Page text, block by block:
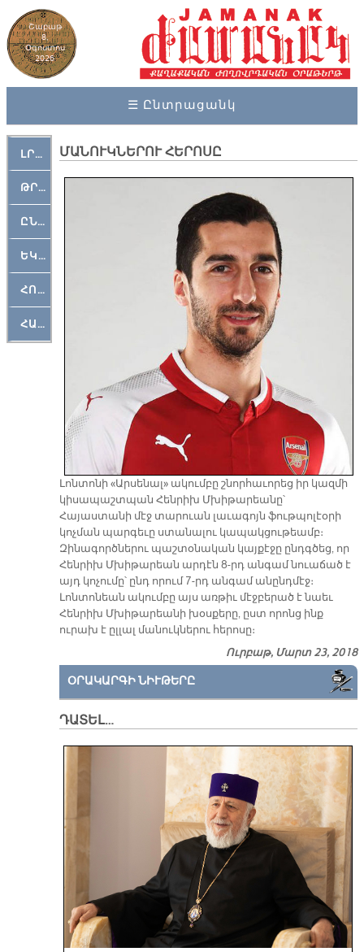
Շաբաթ
8,
Օգոստոս
2026
☰ Ընտրացանկ
ԼՐԱՀՈՍ
ԹՐՔԱՀԱՅ ԿԵԱՆՔ
ԸՆԿԵՐԱՄՇԱԿՈՒԹԱՅԻՆ
ԵԿԵՂԵՑԱԿԱՆ
ՀՈԳԵՄՏԱՒՈՐ
ՀԱՐԹԱԿ
ՄԱՆՈՒԿՆԵՐՈՒ ՀԵՐՈՍԸ
Լոնտոնի «Արսենալ» ակումբը շնորհաւորեց իր կազմի
կիսապաշտպան Հենրիխ Մխիթարեանը՝
Հայաստանի մէջ տարուան լաւագոյն ֆութպոլէօրի
կոչման պարգեւը ստանալու կապակցութեամբ։
Զինագործներու պաշտօնական կայքէջը ընդգծեց, որ
Հենրիխ Մխիթարեան արդէն 8-րդ անգամ նուաճած է
այդ կոչումը՝ ընդ որում 7-րդ անգամ անընդմէջ։
Լոնտոնեան ակումբը այս առթիւ մէջբերած է նաեւ
Հենրիխ Մխիթարեանի խօսքերը, ըստ որոնց ինք
ուրախ է ըլլալ մանուկներու հերոսը։
Ուրբաթ, Մարտ 23, 2018
ՕՐԱԿԱՐԳԻ ՆԻՒԹԵՐԸ
ԴԱՏԵԼ…